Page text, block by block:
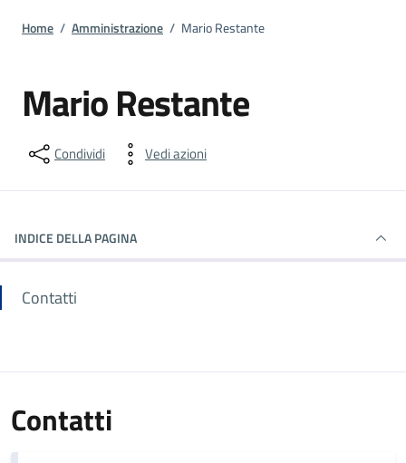
Home / Amministrazione / Mario Restante
Mario Restante
Condividi Vedi azioni
INDICE DELLA PAGINA
Contatti
Contatti